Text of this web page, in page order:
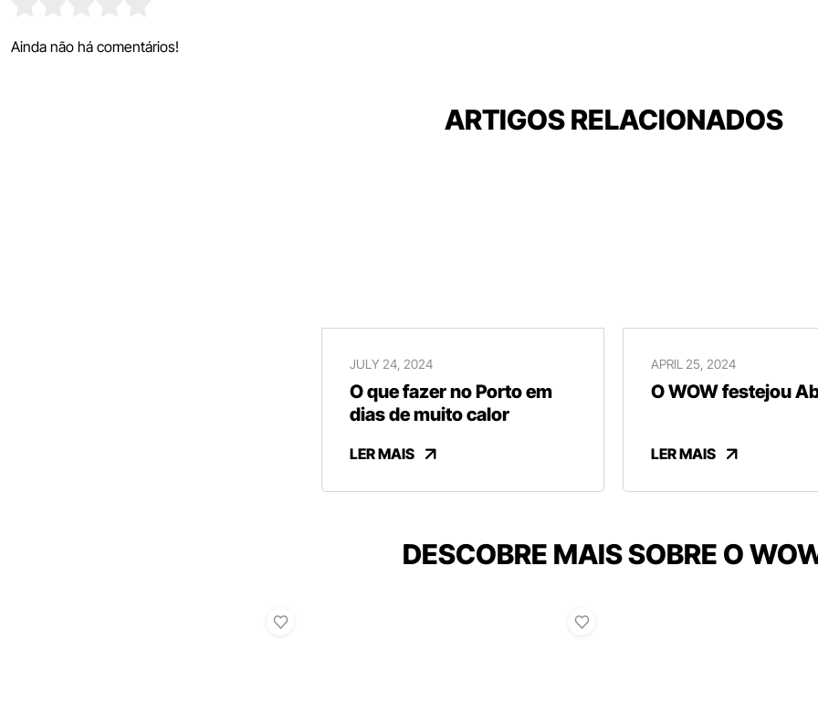
Ainda não há comentários!
ARTIGOS RELACIONADOS
JULY 24, 2024
O que fazer no Porto em
dias de muito calor
LER MAIS
APRIL 25, 2024
O WOW festejou
LER MAIS
DESCOBRE MAIS SOBRE O